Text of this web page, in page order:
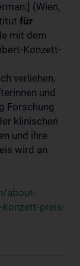
(Wien,
für
mit dem
Konzett-
verliehen,
und
Forschung
klinischen
und ihre
wird an
about-
preis-